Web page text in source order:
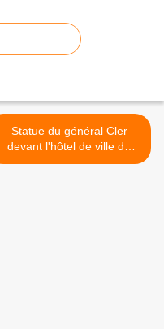
Statue du général Cler
devant l'hôtel de ville de
Salins-les Bains - Jura. >